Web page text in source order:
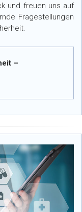
und freuen uns auf
Fragestellungen
–